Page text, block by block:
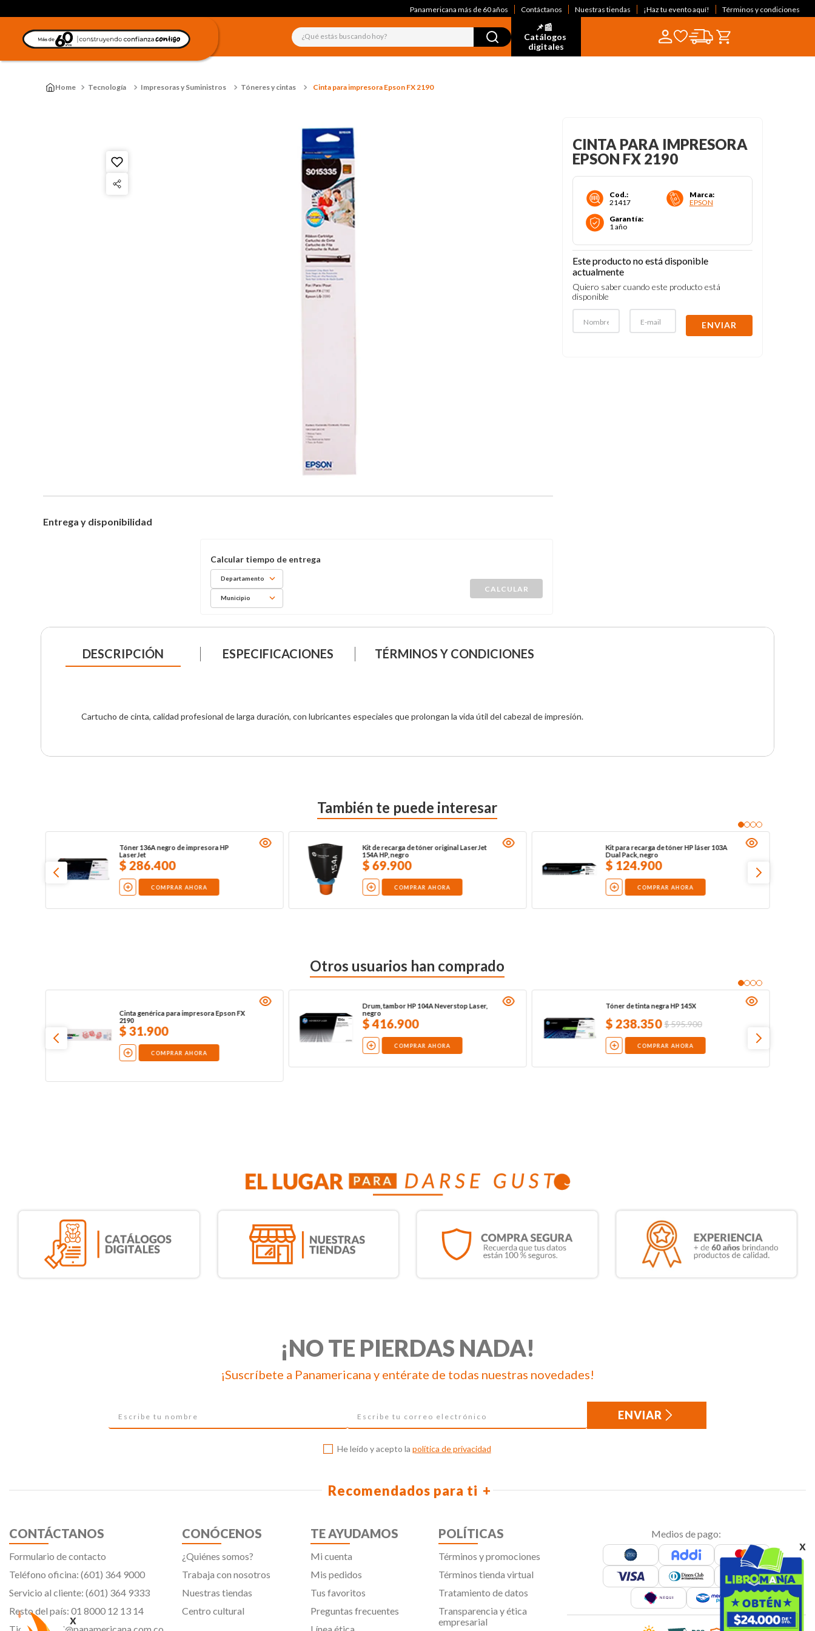
x
x
Panamericana más de 60 años Contáctanos Nuestras tiendas ¡Haz tu evento aquí! Términos y condiciones
¿Qué estás buscando hoy?
📌📰
Catálogos
digitales
Tecnología Impresoras y Suministros Tóneres y cintas Cinta para impresora Epson FX 2190
Entrega y disponibilidad
Departamento
Municipio
CINTA PARA IMPRESORA
EPSON FX 2190
Cod.:
21417
Marca:
EPSON
Garantía:
1 año
Este producto no está disponible
actualmente
Quiero saber cuando este producto está
disponible
ENVIAR
DESCRIPCIÓN ESPECIFICACIONES TÉRMINOS Y CONDICIONES
Cartucho de cinta, calidad profesional de larga duración, con lubricantes especiales que prolongan la vida útil del cabezal de impresión.
También te puede interesar
Tóner 136A negro de impresora HP
LaserJet
$286.400
COMPRAR AHORA
Kit de recarga de tóner original LaserJet
154A HP, negro
$69.900
COMPRAR AHORA
Kit para recarga de tóner HP láser 103A
Dual Pack, negro
$ 124.900
COMPRAR AHORA
Otros usuarios han comprado
Cinta genérica para impresora Epson FX
2190
$31.900
COMPRAR AHORA
Drum, tambor HP 104A Neverstop Laser,
negro
$416.900
COMPRAR AHORA
Tóner de tinta negra HP 145X
$238.350 $595.900
COMPRAR AHORA
¡NO TE PIERDAS NADA!
¡Suscríbete a Panamericana y entérate de todas nuestras novedades!
ENVIAR
He leído y acepto la política de privacidad
Recomendados para ti
CONTÁCTANOS
Formulario de contacto
Teléfono oficina: (601) 364 9000
Servicio al cliente: (601) 364 9333
Resto del país: 01 8000 12 13 14
CONÓCENOS
¿Quiénes somos?
Trabaja con nosotros
Nuestras tiendas
Centro cultural
TE AYUDAMOS
Mi cuenta
Mis pedidos
Tus favoritos
Preguntas frecuentes
POLÍTICAS
Términos y promociones
Términos tienda virtual
Tratamiento de datos
Transparencia y ética
empresarial
Medios de pago: